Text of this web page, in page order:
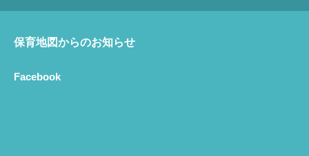
保育地図からのお知らせ
Facebook